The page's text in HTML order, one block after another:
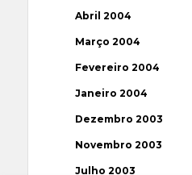
Abril 2004
Março 2004
Fevereiro 2004
Janeiro 2004
Dezembro 2003
Novembro 2003
Julho 2003